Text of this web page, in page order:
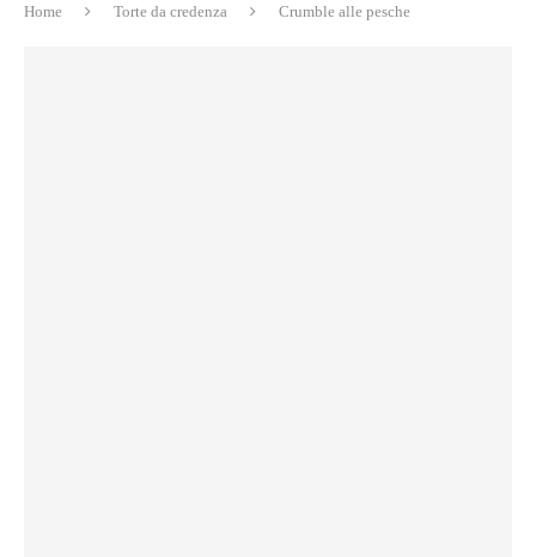
Home Torte da credenza Crumble alle pesche